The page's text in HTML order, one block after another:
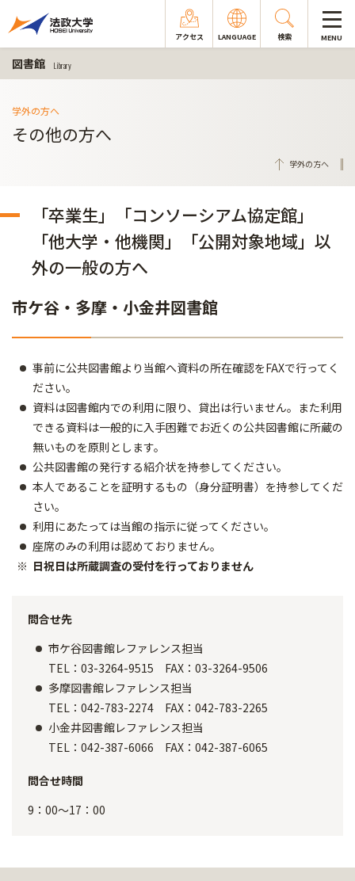
アクセス LANGUAGE 検索 MENU
図書館 Library
学外の方へ
その他の方へ
学外の方へ
「卒業生」「コンソーシアム協定館」
「他大学・他機関」「公開対象地域」以
外の一般の方へ
市ケ谷・多摩・小金井図書館
事前に公共図書館より当館へ資料の所在確認をFAXで行ってく
ださい。
資料は図書館内での利用に限り、貸出は行いません。また利用
できる資料は一般的に入手困難でお近くの公共図書館に所蔵の
無いものを原則とします。
公共図書館の発行する紹介状を持参してください。
本人であることを証明するもの（身分証明書）を持参してくだ
さい。
利用にあたっては当館の指示に従ってください。
座席のみの利用は認めておりません。
日祝日は所蔵調査の受付を行っておりません
問合せ先
市ケ谷図書館レファレンス担当
TEL：03-3264-9515 FAX：03-3264-9506
多摩図書館レファレンス担当
TEL：042-783-2274 FAX：042-783-2265
小金井図書館レファレンス担当
TEL：042-387-6066 FAX：042-387-6065
問合せ時間
9：00～17：00